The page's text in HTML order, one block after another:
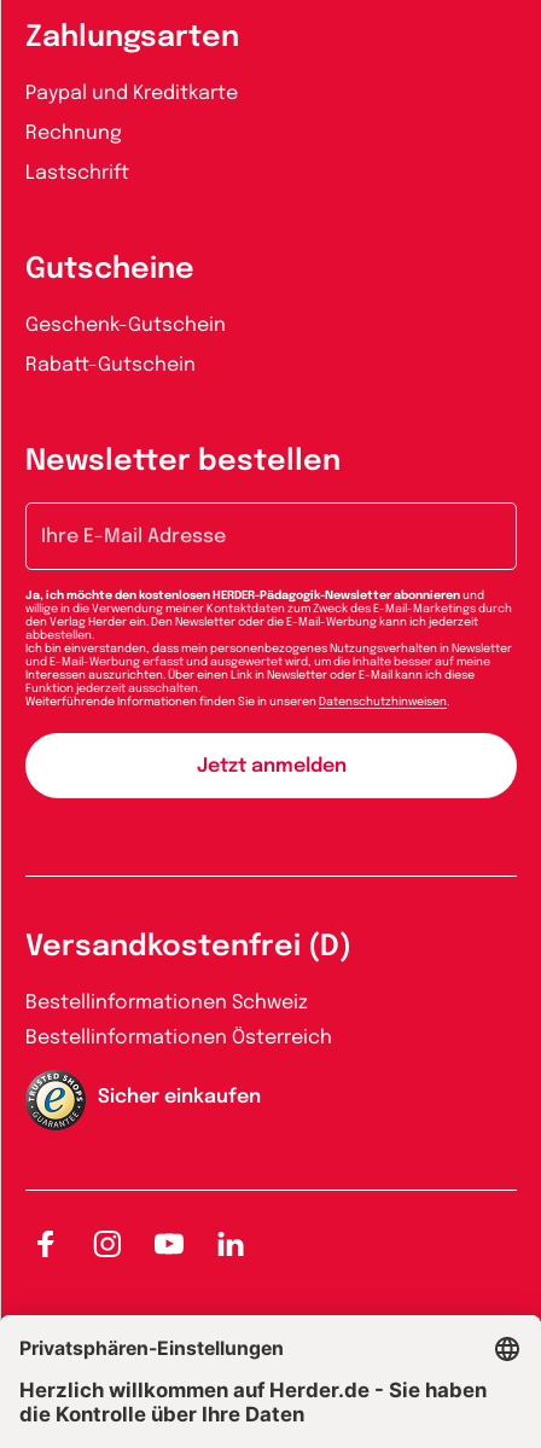
Zahlungsarten
Paypal und Kreditkarte
Rechnung
Lastschrift
Gutscheine
Geschenk-Gutschein
Rabatt-Gutschein
Newsletter bestellen
Ja, ich möchte den kostenlosen HERDER-Pädagogik-Newsletter abonnieren und
willige in die Verwendung meiner Kontaktdaten zum Zweck des E-Mail-Marketings durch
den Verlag Herder ein. Den Newsletter oder die E-Mail-Werbung kann ich jederzeit
abbestellen.
Ich bin einverstanden, dass mein personenbezogenes Nutzungsverhalten in Newsletter
und E-Mail-Werbung erfasst und ausgewertet wird, um die Inhalte besser auf meine
Interessen auszurichten. Über einen Link in Newsletter oder E-Mail kann ich diese
Funktion jederzeit ausschalten.
Weiterführende Informationen finden Sie in unseren Datenschutzhinweisen.
Versandkostenfrei (D)
Bestellinformationen Schweiz
Bestellinformationen Österreich
Sicher einkaufen
FacebookInstagramYouTubeLinkedIn
Widerrufsbelehrung E-Books
Widerrufsbelehrung Zeitschriften Datenschutz
Datenschutz Social Media Barrierefreiheit